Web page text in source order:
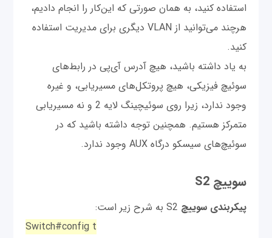
استفاده کنید، به همان صورتی که این‌کار را انجام دادیم،
هرچند می‌توانید از VLAN دیگری برای مدیریت استفاده
کنید.
به یاد داشته باشید، هیچ آدرس آی‌پی در رابط‌های
سوئیچ فیزیکی، هیچ پروتکل‌های مسیریابی، و غیره
وجود ندارد، زیرا روی سوئیچینگ لایه 2 و نه مسیریابی
متمرکز هستیم. همچنین توجه داشته باشید که در
سوئیچ‌های سیسکو درگاه AUX وجود ندارد.
سوییچ S2
پیکربندی سوییچ
Switch#config t